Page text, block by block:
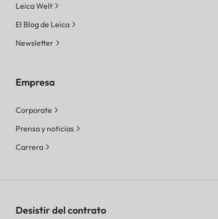
Leica Welt
El Blog de Leica
Newsletter
Empresa
Corporate
Prensa y noticias
Carrera
Desistir del contrato